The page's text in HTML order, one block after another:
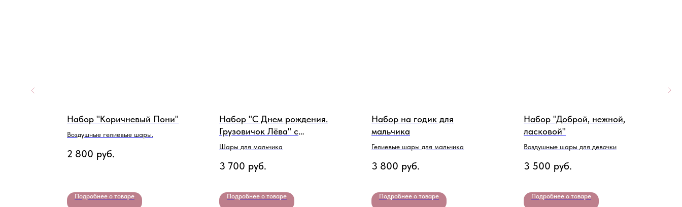
Набор "Коричневый Пони"
Воздушные гелиевые шары.
2 800 руб.
Подробнее о товаре
Набор "С Днем рождения.
Грузовичок Лёва" с
цифрой
Шары для мальчика
3 700 руб.
Подробнее о товаре
Набор на годик для
мальчика
Гелиевые шары для мальчика
3 800 руб.
Подробнее о товаре
Набор "Доброй, нежной,
ласковой"
Воздушные шары для девочки
3 500 руб.
Подробнее о товаре